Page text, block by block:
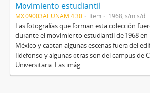
Movimiento estudiantil
MX 09003AHUNAM 4.30 Item 1968, s/m s/d
Las fotografías que forman esta colección
durante el movimiento estudiantil de 1968 en
México y captan algunas escenas fuera del
Ildefonso y algunas otras son del campus de
Universitaria. Las imág...